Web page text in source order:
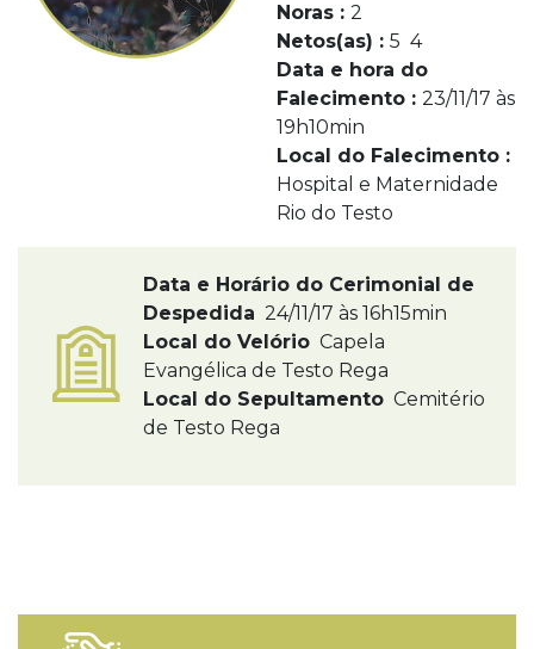
Noras : 2
Netos(as) : 5 4
Data e hora do
Falecimento : 23/11/17 às
19h10min
Local do Falecimento :
Hospital e Maternidade
Rio do Testo
Data e Horário do Cerimonial de
Despedida 24/11/17 às 16h15min
Local do Velório Capela
Evangélica de Testo Rega
Local do Sepultamento Cemitério
de Testo Rega